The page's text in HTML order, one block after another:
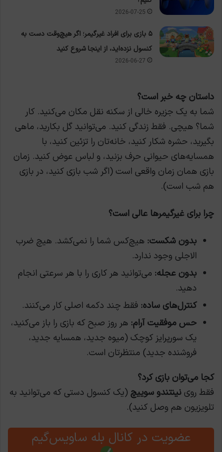
2026-07-25
۵ بازی برای افراد غیرگیمر؛ اگر هیچ‌وقت دست به
کنسول نزده‌اید، از اینجا شروع کنید
2026-06-27
داستان چه خبر است؟
شما به یک جزیره خالی از سکنه نقل مکان می‌کنید. کار
شما؟ هیچی. فقط زندگی کنید. می‌توانید گل بکارید، ماهی
بگیرید، حشره شکار کنید، خانه‌تان را تزئین کنید، با
همسایه‌های حیوانی حرف بزنید، و لباس عوض کنید. زمان
بازی همان زمان واقعی است (اگر شب بازی کنید، در بازی
هم شب است).
چرا برای غیرگیمرها عالی است؟
بدون شکست: هیچ‌کس شما را نمی‌کشد. هیچ ضرب
الاجلی وجود ندارد.
بدون عجله: می‌توانید هر کاری را با هر سرعتی انجام
دهید.
کنترل‌های ساده: فقط چند دکمه اصلی کار می‌کنند.
حس موفقیت آرام: هر روز صبح که بازی را باز می‌کنید،
یک سورپرایز کوچک (میوه جدید، همسایه جدید،
فروشنده جدید) منتظرتان است.
کجا می‌توان بازی کرد؟
فقط روی نینتندو سوییچ (یک کنسول دستی که می‌توانید به
تلویزیون هم وصل کنید).
عضویت در کانال بله ساویس‌گیم